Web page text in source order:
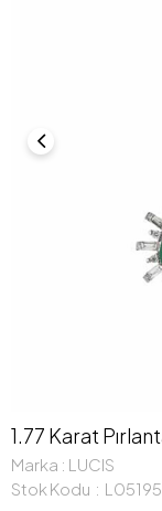
1.77 Karat
Marka : LUCIS
Stok Kodu